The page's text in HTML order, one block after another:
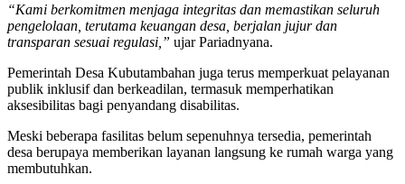
“Kami berkomitmen menjaga integritas dan memastikan seluruh
pengelolaan, terutama keuangan desa, berjalan jujur dan
transparan sesuai regulasi,” ujar Pariadnyana.
Pemerintah Desa Kubutambahan juga terus memperkuat pelayanan
publik inklusif dan berkeadilan, termasuk memperhatikan
aksesibilitas bagi penyandang disabilitas.
Meski beberapa fasilitas belum sepenuhnya tersedia, pemerintah
desa berupaya memberikan layanan langsung ke rumah warga yang
membutuhkan.